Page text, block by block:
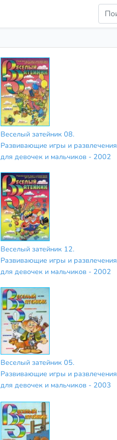
Веселый затейник 08.
Развивающие игры и развлечения
для девочек и мальчиков - 2002
Веселый затейник 12.
Развивающие игры и развлечения
для девочек и мальчиков - 2002
Веселый затейник 05.
Развивающие игры и развлечения
для девочек и мальчиков - 2003